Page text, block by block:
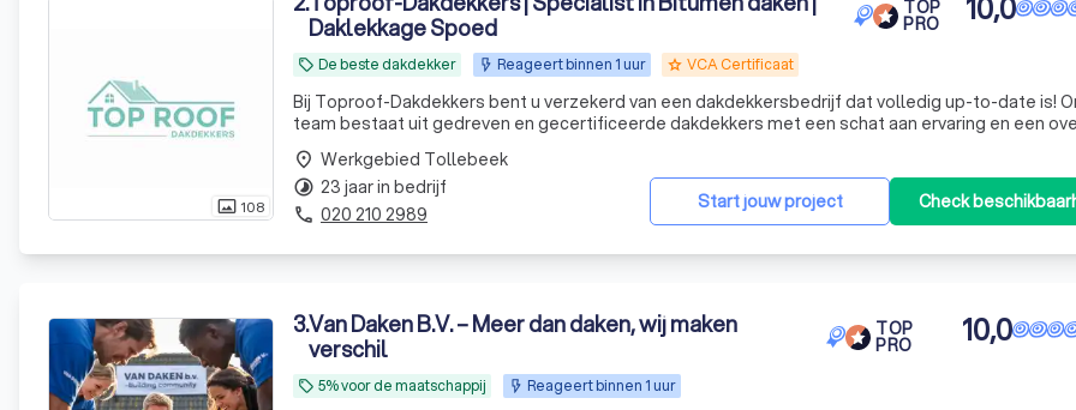
photo_size_select_actual 108
Daklekkage Spoed
TOP
PRO
local_offer De beste dakdekker Reageert binnen 1 uur grade VCA Certificaat
10,0
Bij Toproof-Dakdekkers bent u verzekerd van een dakdekkersbedrijf dat volledig up-to-date is!
team bestaat uit gedreven en gecertificeerde dakdekkers met een schat aan ervaring en een
aan enthousiasme. Wat ons onderscheidt? Niet alleen onze passie voor het vak, maar ook onze
voortduren
Start jouw project
Check
place Werkgebied Tollebeek
timelapse 23 jaar in bedrijf
phone 020 210 2989
3.Van Daken B.V. – Meer dan daken, wij maken
verschil
TOP
PRO
local_offer 5% voor de maatschappij Reageert binnen 1 uur
10,0